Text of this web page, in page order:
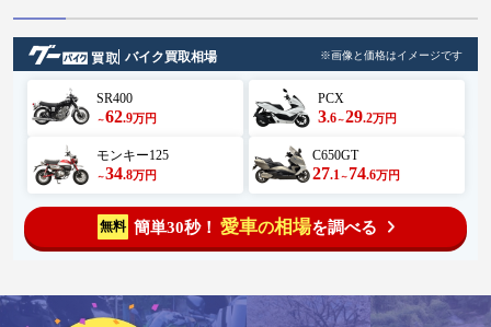
バイク買取相場 ※画像と価格はイメージです
SR400
～62.9万円
PCX
3.6～29.2万円
モンキー125
～34.8万円
C650GT
27.1 ～ 74.6万円
無料 簡単30秒！ 愛車の相場を調べる